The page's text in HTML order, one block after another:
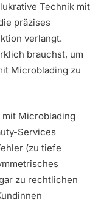
Technik mit
präzises
verlangt.
brauchst, um
Microblading zu
Microblading
Services
(zu tiefe
zu rechtlichen